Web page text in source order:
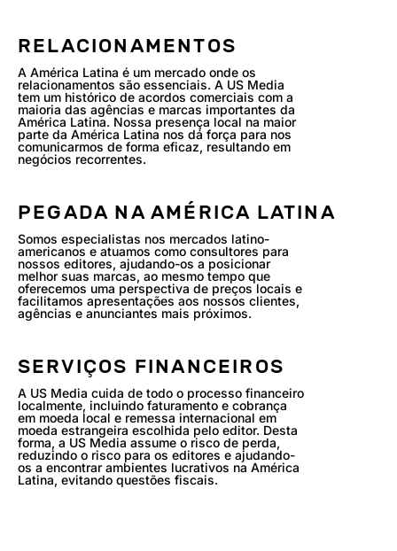
RELACIONAMENTOS
A América Latina é um mercado onde os
relacionamentos são essenciais. A US Media
tem um histórico de acordos comerciais com a
maioria das agências e marcas importantes da
América Latina. Nossa presença local na maior
parte da América Latina nos dá força para nos
comunicarmos de forma eficaz, resultando em
negócios recorrentes.
PEGADA NA AMÉRICA LATINA
Somos especialistas nos mercados latino-
americanos e atuamos como consultores para
nossos editores, ajudando-os a posicionar
melhor suas marcas, ao mesmo tempo que
oferecemos uma perspectiva de preços locais e
facilitamos apresentações aos nossos clientes,
agências e anunciantes mais próximos.
SERVIÇOS FINANCEIROS
A US Media cuida de todo o processo financeiro
localmente, incluindo faturamento e cobrança
em moeda local e remessa internacional em
moeda estrangeira escolhida pelo editor. Desta
forma, a US Media assume o risco de perda,
reduzindo o risco para os editores e ajudando-
os a encontrar ambientes lucrativos na América
Latina, evitando questões fiscais.